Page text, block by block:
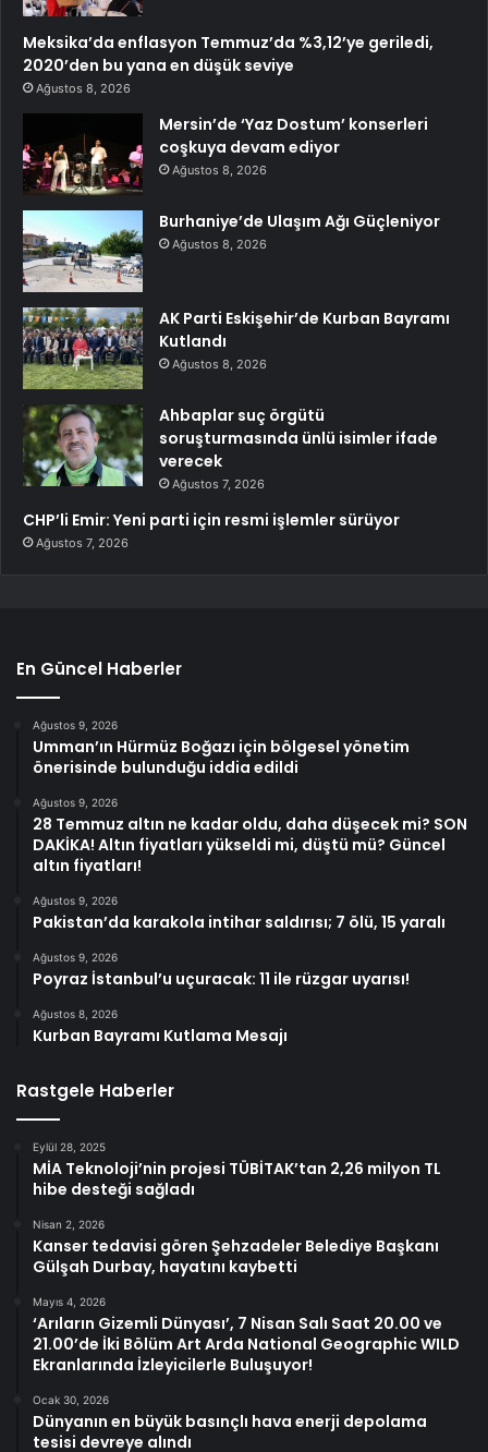
Meksika’da enflasyon Temmuz’da %3,12’ye geriledi,
2020’den bu yana en düşük seviye
Ağustos 8, 2026
Mersin’de ‘Yaz Dostum’ konserleri
coşkuya devam ediyor
Ağustos 8, 2026
Burhaniye’de Ulaşım Ağı Güçleniyor
Ağustos 8, 2026
AK Parti Eskişehir’de Kurban Bayramı
Kutlandı
Ağustos 8, 2026
Ahbaplar suç örgütü
soruşturmasında ünlü isimler ifade
verecek
Ağustos 7, 2026
CHP’li Emir: Yeni parti için resmi işlemler sürüyor
Ağustos 7, 2026
En Güncel Haberler
Ağustos 9, 2026
Umman’ın Hürmüz Boğazı için bölgesel yönetim
önerisinde bulunduğu iddia edildi
Ağustos 9, 2026
28 Temmuz altın ne kadar oldu, daha düşecek mi? SON
DAKİKA! Altın fiyatları yükseldi mi, düştü mü? Güncel
altın fiyatları!
Ağustos 9, 2026
Pakistan’da karakola intihar saldırısı; 7 ölü, 15 yaralı
Ağustos 9, 2026
Poyraz İstanbul’u uçuracak: 11 ile rüzgar uyarısı!
Ağustos 8, 2026
Kurban Bayramı Kutlama Mesajı
Rastgele Haberler
Eylül 28, 2025
MİA Teknoloji’nin projesi TÜBİTAK’tan 2,26 milyon TL
hibe desteği sağladı
Nisan 2, 2026
Kanser tedavisi gören Şehzadeler Belediye Başkanı
Gülşah Durbay, hayatını kaybetti
Mayıs 4, 2026
‘Arıların Gizemli Dünyası’, 7 Nisan Salı Saat 20.00 ve
21.00’de İki Bölüm Art Arda National Geographic WILD
Ekranlarında İzleyicilerle Buluşuyor!
Ocak 30, 2026
Dünyanın en büyük basınçlı hava enerji depolama
tesisi devreye alındı